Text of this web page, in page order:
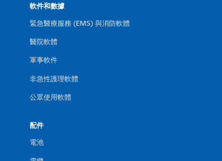
軟件和數據
緊急醫療服務 (EMS) 與消防軟體
醫院軟體
軍事軟件
非急性護理軟體
公眾使用軟體
配件
電池